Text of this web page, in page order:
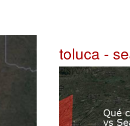
toluca -